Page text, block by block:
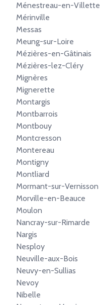
Ménestreau-en-Villette
Mérinville
Messas
Meung-sur-Loire
Mézières-en-Gâtinais
Mézières-lez-Cléry
Mignères
Mignerette
Montargis
Montbarrois
Montbouy
Montcresson
Montereau
Montigny
Montliard
Mormant-sur-Vernisson
Morville-en-Beauce
Moulon
Nancray-sur-Rimarde
Nargis
Nesploy
Neuville-aux-Bois
Neuvy-en-Sullias
Nevoy
Nibelle